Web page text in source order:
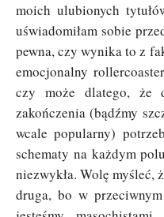
moich ulubionych
uświadomiłam sobie
pewna, czy wynika to z
emocjonalny
czy może dlatego, że
zakończenia (bądźmy
wcale popularny)
schematy na każdym
niezwykła. Wolę myśleć,
druga, bo w